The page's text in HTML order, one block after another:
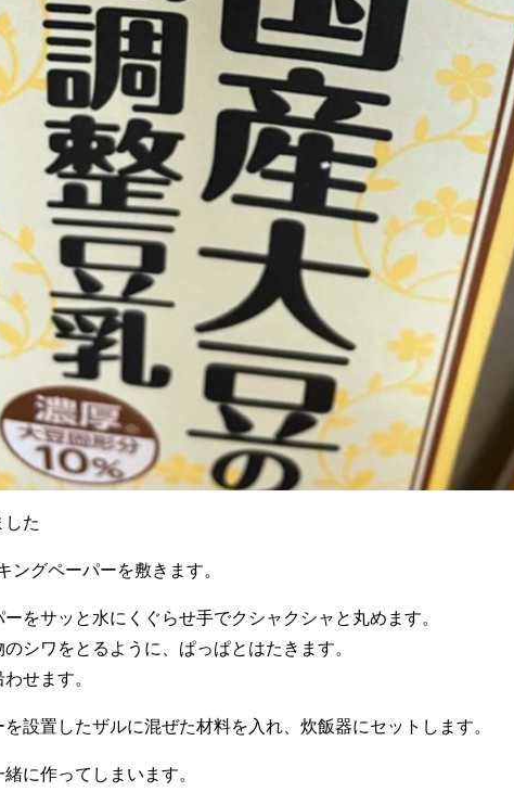
した
ングペーパーを敷きます。
をサッと水にくぐらせ手でクシャクシャと丸めます。
シワをとるように、ぱっぱとはたきます。
せます。
設置したザルに混ぜた材料を入れ、炊飯器にセットします。
に作ってしまいます。